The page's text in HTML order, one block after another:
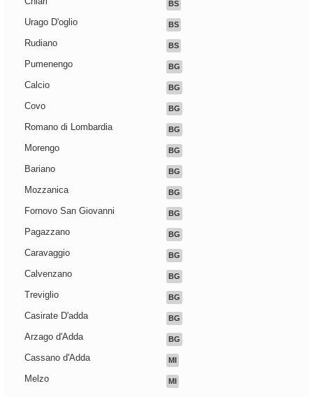
BS
Urago D'oglio BS
Rudiano BS
Pumenengo BG
Calcio BG
Covo BG
Romano di Lombardia BG
Morengo BG
Bariano BG
Mozzanica BG
Fornovo San Giovanni BG
Pagazzano BG
Caravaggio BG
Calvenzano BG
Treviglio BG
Casirate D'adda BG
Arzago d'Adda BG
Cassano d'Adda MI
Melzo MI